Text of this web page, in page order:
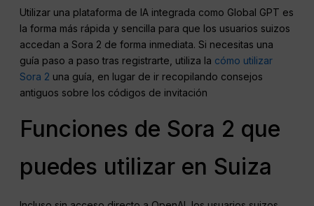
Utilizar una plataforma de IA integrada como Global GPT es
la forma más rápida y sencilla para que los usuarios suizos
accedan a Sora 2 de forma inmediata. Si necesitas una
guía paso a paso tras registrarte, utiliza la cómo utilizar
Sora 2 una guía, en lugar de ir recopilando consejos
antiguos sobre los códigos de invitación
Funciones de Sora 2 que
puedes utilizar en Suiza